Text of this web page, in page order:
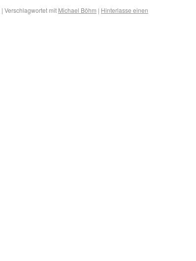
| Verschlagwortet mit Michael Böhm | Hinterlasse einen